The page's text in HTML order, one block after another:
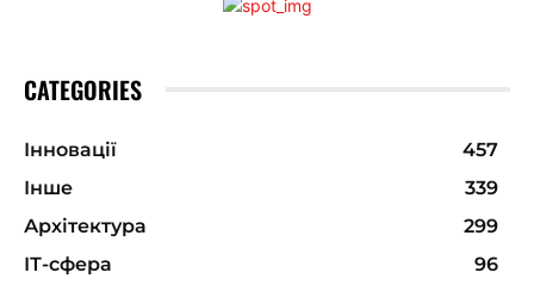
CATEGORIES
Інновації
457
Інше
339
Архітектура
299
ІТ-сфера
96